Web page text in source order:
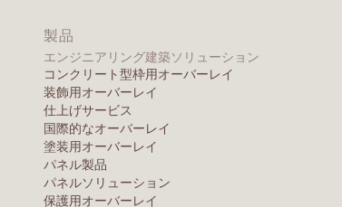
製品
エンジニアリング建築ソリューション
コンクリート型枠用オーバーレイ
装飾用オーバーレイ
仕上げサービス
国際的なオーバーレイ
塗装用オーバーレイ
パネル製品
パネルソリューション
保護用オーバーレイ